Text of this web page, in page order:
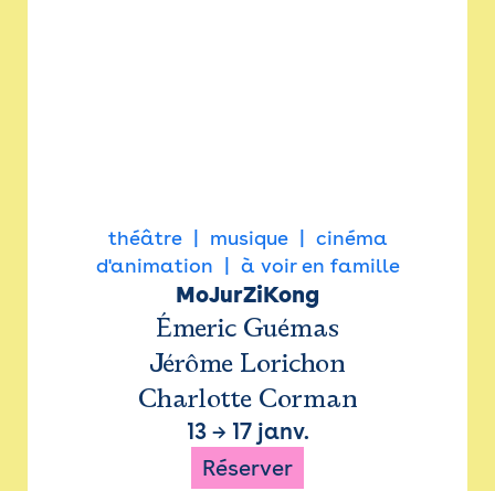
théâtre musique
cinéma
d'animation
à voir en famille
MoJurZiKong
Émeric Guémas
Jérôme Lorichon
Charlotte Corman
13→ 17 janv.
Réserver